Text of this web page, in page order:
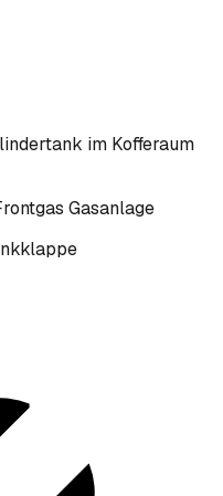
im Kofferaum
Gasanlage